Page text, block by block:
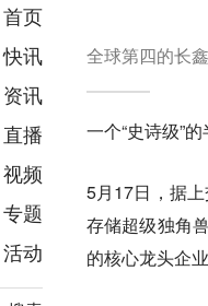
首页
快讯
资讯
推荐
财经
项目推荐
安徽
直播
视频
专题
活动
全球第四的长
一个“史诗级”
5月17日，据
存储超级独角
的核心龙头企业